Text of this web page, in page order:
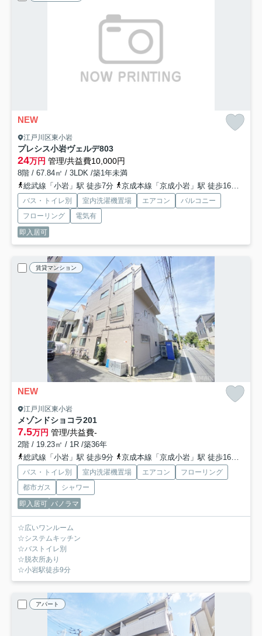
NEW
江戸川区東小岩
プレシス⼩岩ヴェルデ803
24万円 管理/共益費10,000円
8階 / 67.84㎡ / 3LDK /築1年未満
総武線「小岩」駅 徒歩7分
京成本線「京成小岩」駅 徒歩16分
バス・トイレ別 室内洗濯機置場 エアコン
バルコニー
フローリング
電気有
即入居可
賃貸マンション
NEW
江戸川区東小岩
メゾンドショコラ201
7.5万円 管理/共益費-
2階 / 19.23㎡ / 1R /築36年
総武線「小岩」駅 徒歩9分
京成本線「京成小岩」駅 徒歩16分
バス・トイレ別 室内洗濯機置場 エアコン
フローリング
都市ガス
シャワー
即入居可 パノラマ
☆広いワンルーム
☆システムキッチン
☆バストイレ別
☆脱衣所あり
☆小岩駅徒歩9分
アパート